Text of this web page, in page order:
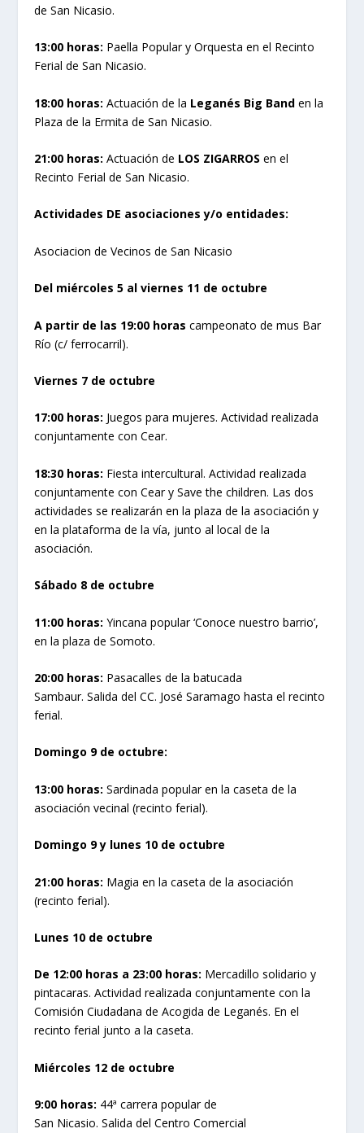
de San Nicasio.
13:00 horas: Paella Popular y Orquesta en el Recinto
Ferial de San Nicasio.
18:00 horas: Actuación de la Leganés Big Band en la
Plaza de la Ermita de San Nicasio.
21:00 horas: Actuación de LOS ZIGARROS en el
Recinto Ferial de San Nicasio.
Actividades DE asociaciones y/o entidades:
Asociacion de Vecinos de San Nicasio
Del miércoles 5 al viernes 11 de octubre
A partir de las 19:00 horas campeonato de mus Bar
Río (c/ ferrocarril).
Viernes 7 de octubre
17:00 horas: Juegos para mujeres. Actividad realizada
conjuntamente con Cear.
18:30 horas: Fiesta intercultural. Actividad realizada
conjuntamente con Cear y Save the children. Las dos
actividades se realizarán en la plaza de la asociación y
en la plataforma de la vía, junto al local de la
asociación.
Sábado 8 de octubre
11:00 horas: Yincana popular ‘Conoce nuestro barrio’,
en la plaza de Somoto.
20:00 horas: Pasacalles de la batucada
Sambaur. Salida del CC. José Saramago hasta el recinto
ferial.
Domingo 9 de octubre:
13:00 horas: Sardinada popular en la caseta de la
asociación vecinal (recinto ferial).
Domingo 9 y lunes 10 de octubre
21:00 horas: Magia en la caseta de la asociación
(recinto ferial).
Lunes 10 de octubre
De 12:00 horas a 23:00 horas: Mercadillo solidario y
pintacaras. Actividad realizada conjuntamente con la
Comisión Ciudadana de Acogida de Leganés. En el
recinto ferial junto a la caseta.
Miércoles 12 de octubre
9:00 horas: 44ª carrera popular de
San Nicasio. Salida del Centro Comercial